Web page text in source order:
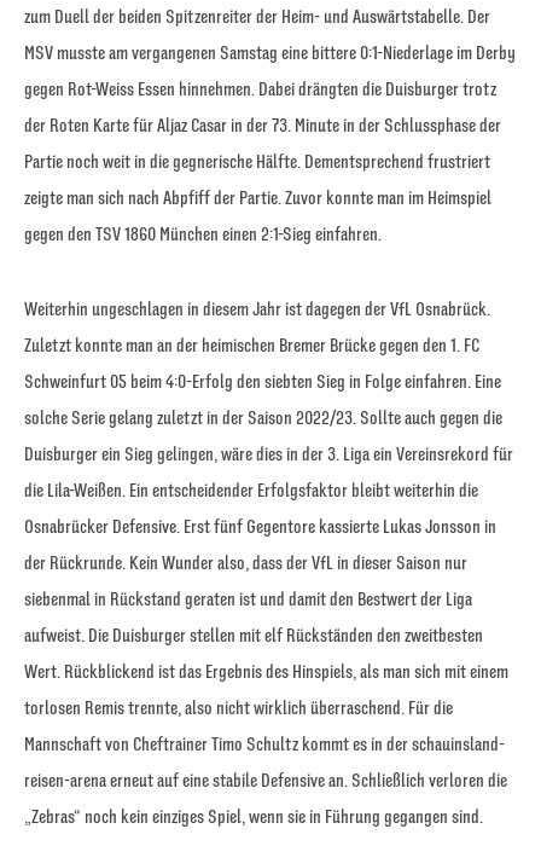
zum Duell der beiden Spitzenreiter der Heim- und Auswärtstabelle. Der
MSV musste am vergangenen Samstag eine bittere 0:1-Niederlage im Derby
gegen Rot-Weiss Essen hinnehmen. Dabei drängten die Duisburger trotz
der Roten Karte für Aljaz Casar in der 73. Minute in der Schlussphase der
Partie noch weit in die gegnerische Hälfte. Dementsprechend frustriert
zeigte man sich nach Abpfiff der Partie. Zuvor konnte man im Heimspiel
gegen den TSV 1860 München einen 2:1-Sieg einfahren.
Weiterhin ungeschlagen in diesem Jahr ist dagegen der VfL Osnabrück.
Zuletzt konnte man an der heimischen Bremer Brücke gegen den 1. FC
Schweinfurt 05 beim 4:0-Erfolg den siebten Sieg in Folge einfahren. Eine
solche Serie gelang zuletzt in der Saison 2022/23. Sollte auch gegen die
Duisburger ein Sieg gelingen, wäre dies in der 3. Liga ein Vereinsrekord für
die Lila-Weißen. Ein entscheidender Erfolgsfaktor bleibt weiterhin die
Osnabrücker Defensive. Erst fünf Gegentore kassierte Lukas Jonsson in
der Rückrunde. Kein Wunder also, dass der VfL in dieser Saison nur
siebenmal in Rückstand geraten ist und damit den Bestwert der Liga
aufweist. Die Duisburger stellen mit elf Rückständen den zweitbesten
Wert. Rückblickend ist das Ergebnis des Hinspiels, als man sich mit einem
torlosen Remis trennte, also nicht wirklich überraschend. Für die
Mannschaft von Cheftrainer Timo Schultz kommt es in der schauinsland-
reisen-arena erneut auf eine stabile Defensive an. Schließlich verloren die
„Zebras“ noch kein einziges Spiel, wenn sie in Führung gegangen sind.